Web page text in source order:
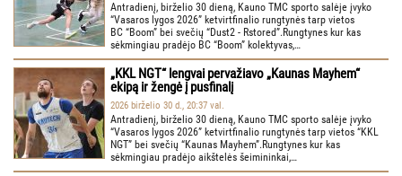
Antradienį, birželio 30 dieną, Kauno TMC sporto salėje įvyko
“Vasaros lygos 2026” ketvirtfinalio rungtynės tarp vietos
BC “Boom” bei svečių “Dust2 - Rstored”.Rungtynes kur kas
sėkmingiau pradėjo BC “Boom” kolektyvas,…
„KKL NGT“ lengvai pervažiavo „Kaunas Mayhem“
ekipą ir žengė į pusfinalį
2026 birželio 30 d., 20:37 val.
Antradienį, birželio 30 dieną, Kauno TMC sporto salėje įvyko
“Vasaros lygos 2026” ketvirtfinalio rungtynės tarp vietos “KKL
NGT” bei svečių “Kaunas Mayhem”.Rungtynes kur kas
sėkmingiau pradėjo aikštelės šeimininkai,…